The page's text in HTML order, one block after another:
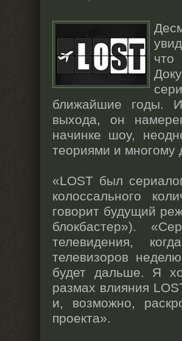
что
ближайшие годы.
выхода, он
начинке шоу,
теориями и многому
«LOST был
колоссального
говорит будущий
блокбастер»).
телевидения,
телевизоров
будет дальше. Я
размах влияния
и, возможно,
проекта».